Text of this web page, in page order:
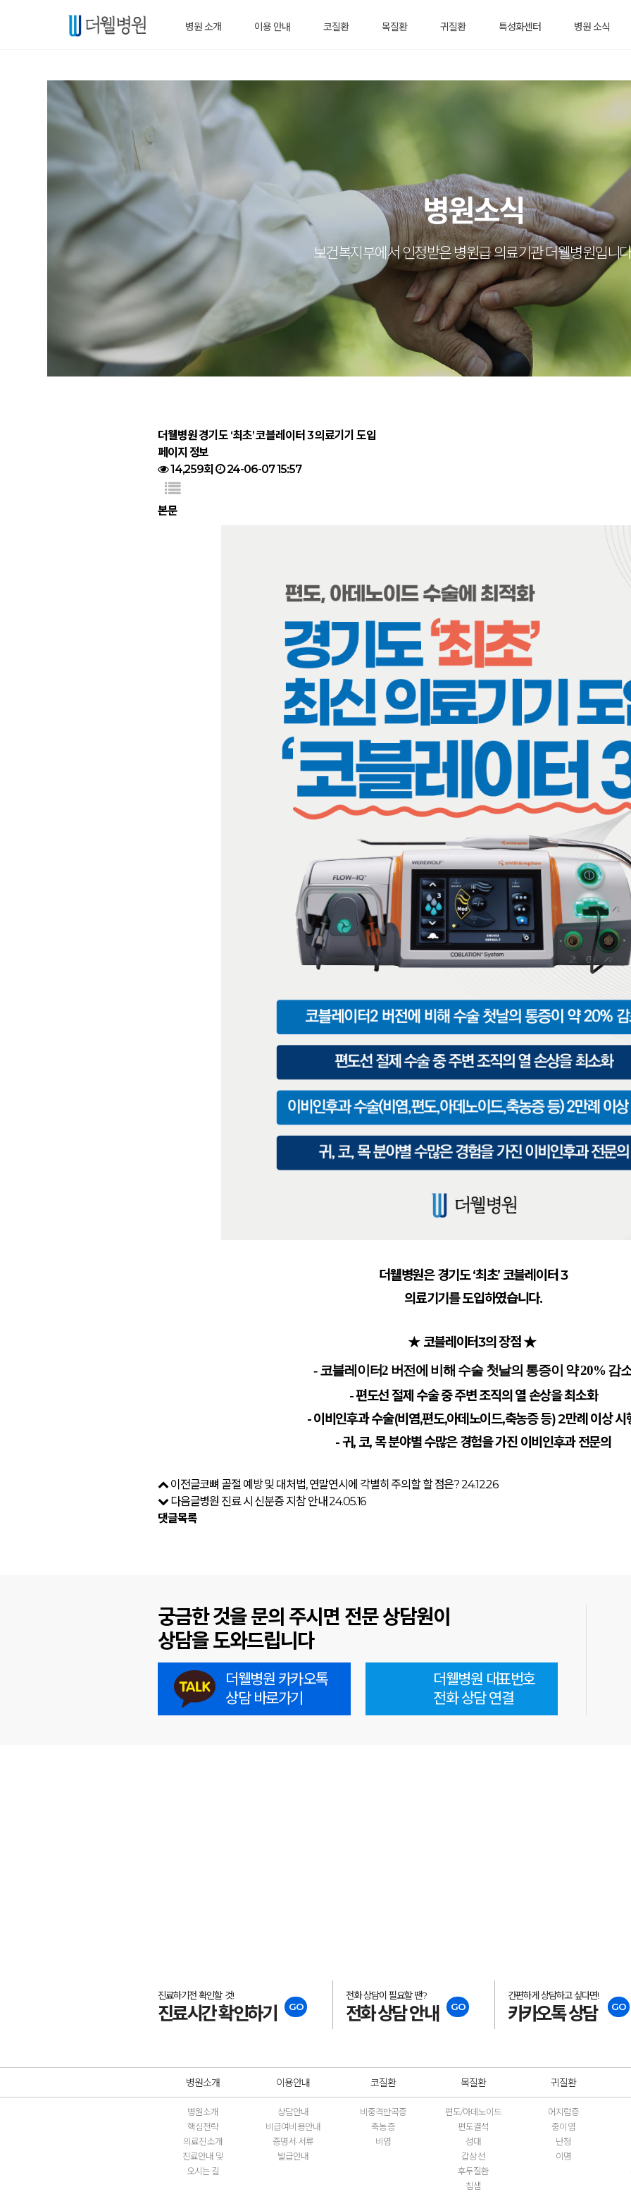
병원 소개 이용 안내 코질환 목질환 귀질환 특성화센터 병원 소식
터
8:00
병원소식
보건복지부에서 인정받은 병원급 의료기관 더웰병원입니
더웰병원 경기도 ‘최초’ 코블레이터 3 의료기기 도입
페이지 정보
14,259회
24-06-07 15:57
본문
더웰병원은 경기도 ‘최초’ 코블레이터 3
의료기기를 도입하였습니다.
★ 코블레이터3의 장점★
- 코블레이터2 버전에 비해 수술 첫날의 통증이 약 20% 감
- 편도선 절제 수술 중 주변 조직의 열 손상을 최소화
- 이비인후과 수술(비염,편도,아데노이드,축농증 등) 2만례 이상
- 귀, 코, 목 분야별 수많은 경험을 가진 이비인후과 전문의
이전글코뼈 골절 예방 및 대처법, 연말연시에 각별히 주의할 할 점은?24.12.26
다음글병원 진료 시 신분증 지참 안내 24.05.16
댓글목록
궁금한 것을 문의 주시면 전문 상담원이
상담을 도와드립니다
더웰병원 카카오톡
상담 바로가기
더웰병원 대표번호
전화 상담 연결
진료하기전 확인할 것!
진료시간 확인하기 GO
전화 상담이 필요할 땐?
전화 상담 안내 GO
간편하게 상담하고 싶다면!
카카오톡 상담 GO
병원소개
병원소개
핵심전략
의료진소개
진료안내 및
오시는 길
이용안내
상담안내
비급여비용안내
증명서·서류
발급안내
코질환
비중격만곡증
축농증
비염
목질환
편도/아데노이드
편도결석
성대
갑상선
후두질환
침샘
귀질환
어지럼증
중이염
난청
이명